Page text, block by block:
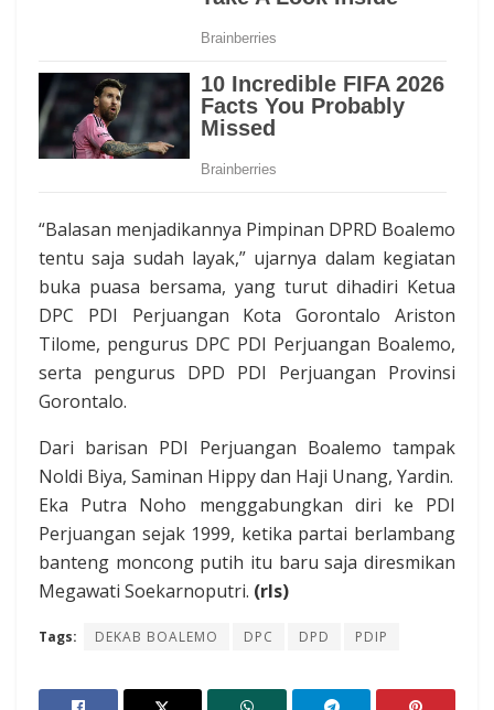
“Balasan menjadikannya Pimpinan DPRD Boalemo
tentu saja sudah layak,” ujarnya dalam kegiatan
buka puasa bersama, yang turut dihadiri Ketua
DPC PDI Perjuangan Kota Gorontalo Ariston
Tilome, pengurus DPC PDI Perjuangan Boalemo,
serta pengurus DPD PDI Perjuangan Provinsi
Gorontalo.
Dari barisan PDI Perjuangan Boalemo tampak
Noldi Biya, Saminan Hippy dan Haji Unang, Yardin.
Eka Putra Noho menggabungkan diri ke PDI
Perjuangan sejak 1999, ketika partai berlambang
banteng moncong putih itu baru saja diresmikan
Megawati Soekarnoputri. (rls)
Tags: DEKAB BOALEMO DPC DPD PDIP